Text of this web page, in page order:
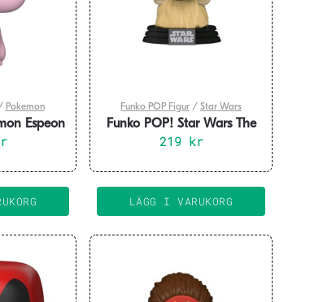
Pokemon
Espeon
Funko POP Figur /Star Wars
Funko POP! Star Wars The
Mandalorian The Child
219 kr
LÄGG I VARUKORG